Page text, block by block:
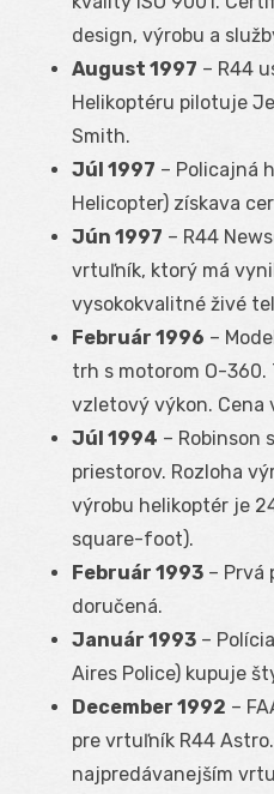
design, výrobu a
August 1997 – R44
Helikoptéru pilotuje
Smith.
Júl 1997 – Policajná
Helicopter) získava
Jún 1997 – R44
vrtuľník, ktorý má
vysokokvalitné živé
Február 1996 –
trh s motorom O-
vzletový výkon. Cena
Júl 1994 – Robinson
priestorov. Rozloha
výrobu helikoptér je
square-foot).
Február 1993 – Prvá
doručená.
Január 1993 –
Aires Police) kupuje
December 1992 –
pre vrtuľník R44
najpredávanejším